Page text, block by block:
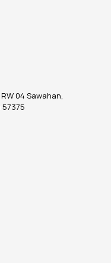
04 Sawahan,